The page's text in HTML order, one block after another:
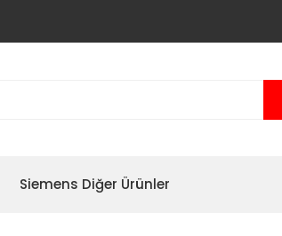
Siemens Diğer Ürünler